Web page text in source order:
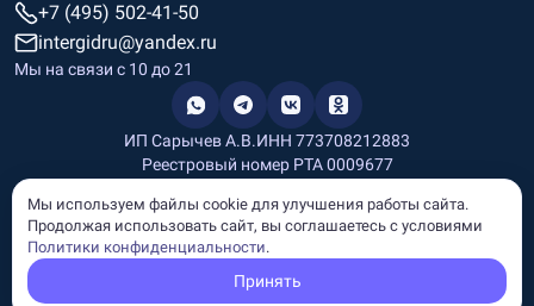
+7 (495) 502-41-50
intergidru@yandex.ru
Мы на связи c 10 до 21
ИП Сарычев А.В.ИНН 773708212883
Реестровый номер РТА 0009677
Информация, размещённая на сайте, носит информационный
характер и не является рекламой и публичной офертой.
Мы используем файлы cookie для улучшения работы сайта.
Продолжая использовать сайт, вы соглашаетесь с условиями
Политики конфиденциальности.
Принять